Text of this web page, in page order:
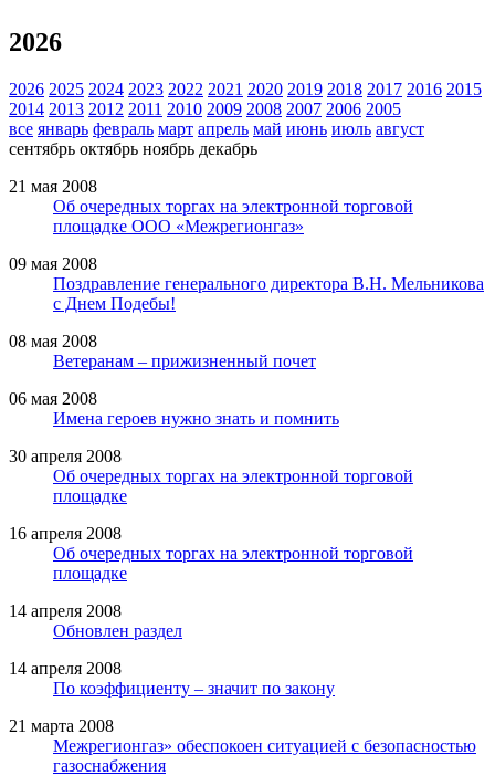
2026
2026 2025 2024 2023 2022 2021 2020 2019 2018 2017 2016 2015
2014 2013 2012 2011 2010 2009 2008 2007 2006 2005
все январь февраль март апрель май июнь июль август
сентябрь октябрь ноябрь декабрь
21 мая 2008
Об очередных торгах на электронной торговой
площадке ООО «Межрегионгаз»
09 мая 2008
Поздравление генерального директора В.Н. Мельникова
с Днем Подебы!
08 мая 2008
Ветеранам – прижизненный почет
06 мая 2008
Имена героев нужно знать и помнить
30 апреля 2008
Об очередных торгах на электронной торговой
площадке
16 апреля 2008
Об очередных торгах на электронной торговой
площадке
14 апреля 2008
Обновлен раздел
14 апреля 2008
По коэффициенту – значит по закону
21 марта 2008
Межрегионгаз» обеспокоен ситуацией с безопасностью
газоснабжения